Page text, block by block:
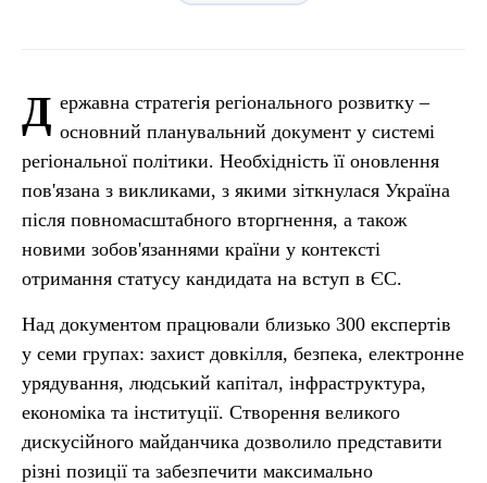
Д ержавна стратегія регіонального розвитку –
основний планувальний документ у системі
регіональної політики. Необхідність її оновлення
пов'язана з викликами, з якими зіткнулася Україна
після повномасштабного вторгнення, а також
новими зобов'язаннями країни у контексті
отримання статусу кандидата на вступ в ЄС.
Над документом працювали близько 300 експертів
у семи групах: захист довкілля, безпека, електронне
урядування, людський капітал, інфраструктура,
економіка та інституції. Створення великого
дискусійного майданчика дозволило представити
різні позиції та забезпечити максимально